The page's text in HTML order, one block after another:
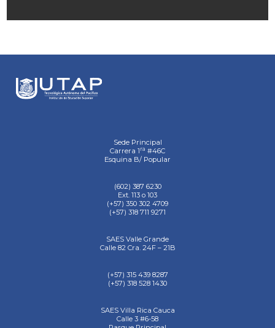
Sede Principal
Carrera 1 ra #46C
Esquina B/ Popular
(602) 387 6230
Ext. 113 o 103
(+57) 350 302 4709
(+57) 318 711 9271
SAES Valle Grande
Calle 82 Cra. 24F – 21B
(+57) 315 439 8287
(+57) 318 528 1430
SAES Villa Rica Cauca
Calle 3 #6-58